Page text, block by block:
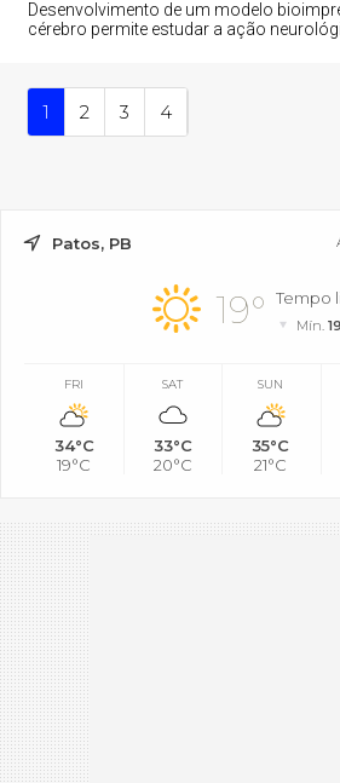
Desenvolvimento de um modelo
cérebro permite estudar a ação
1 2 3 4
Patos, PB
19° Tempo
Mín.
FRI
34°C
19°C
SAT
33°C
20°C
SUN
35°C
21°C